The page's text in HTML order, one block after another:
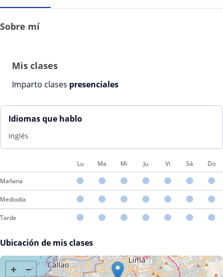
Sobre mí
Mis clases
Imparto clases presenciales
Idiomas que hablo
Inglés
Lu Ma Mi Ju Vi Sá Do
Mañana
Mediodía
Tarde
Ubicación de mis clases
+ −